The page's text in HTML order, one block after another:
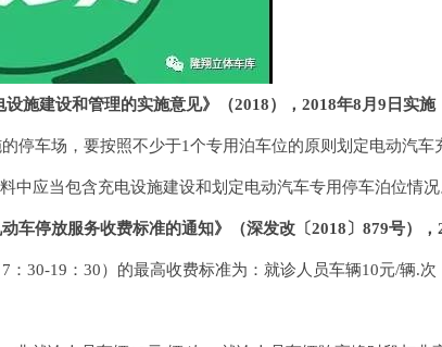
建设和管理的实施意见》（2018），2018年8月9日实施
车场，要按照不少于1个专用泊车位的原则划定电动汽车
应当包含充电设施建设和划定电动汽车专用停车泊位情况
停放服务收费标准的通知》（深发改〔2018〕879号），
19：30）的最高收费标准为：就诊人员车辆10元/辆.次